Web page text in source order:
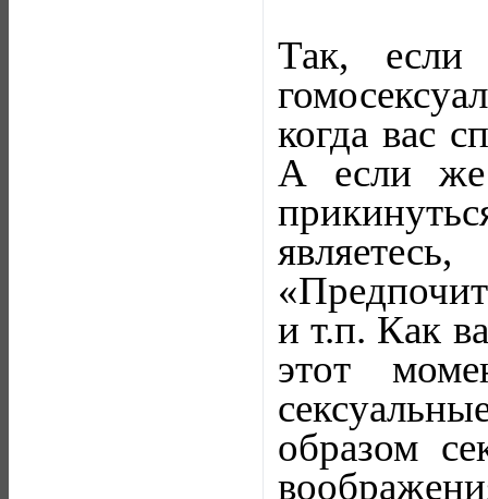
Так,
когда вас
А если же
и т.п. Как
этот
образом